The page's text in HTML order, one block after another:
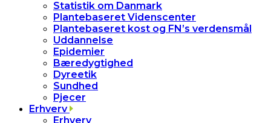
Statistik om Danmark
Plantebaseret Videnscenter
Plantebaseret kost og FN’s verdensmål
Uddannelse
Epidemier
Bæredygtighed
Dyreetik
Sundhed
Pjecer
Erhverv
Erhverv